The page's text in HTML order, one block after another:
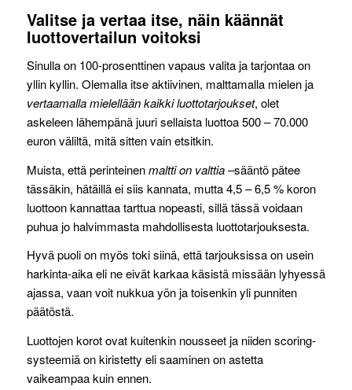
Valitse ja vertaa itse, näin käännät
luottovertailun voitoksi
Sinulla on 100-prosenttinen vapaus valita ja tarjontaa on
yllin kyllin. Olemalla itse aktiivinen, malttamalla mielen ja
vertaamalla mielellään kaikki luottotarjoukset, olet
askeleen lähempänä juuri sellaista luottoa 500 – 70.000
euron väliltä, mitä sitten vain etsitkin.
Muista, että perinteinenmaltti on valttia –sääntö pätee
tässäkin, hätäillä ei siis kannata, mutta 4,5 – 6,5 % koron
luottoon kannattaa tarttua nopeasti, sillä tässä voidaan
puhua jo halvimmasta mahdollisesta luottotarjouksesta.
Hyvä puoli on myös toki siinä, että tarjouksissa on usein
harkinta-aika eli ne eivät karkaa käsistä missään lyhyessä
ajassa, vaan voit nukkua yön ja toisenkin yli punniten
päätöstä.
Luottojen korot ovat kuitenkin nousseet ja niiden scoring-
systeemiä on kiristetty eli saaminen on astetta
vaikeampaa kuin ennen.